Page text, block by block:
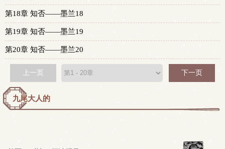
第18章 知否——墨兰18
第19章 知否——墨兰19
第20章 知否——墨兰20
上一页 下一页
九尾大人的